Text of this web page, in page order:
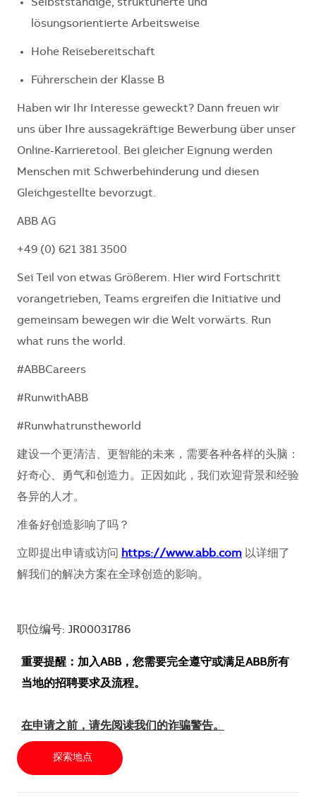
Selbstständige, strukturierte und
lösungsorientierte Arbeitsweise
Hohe Reisebereitschaft
Führerschein der Klasse B
Haben wir Ihr Interesse geweckt? Dann freuen wir
uns über Ihre aussagekräftige Bewerbung über unser
Online-Karrieretool. Bei gleicher Eignung werden
Menschen mit Schwerbehinderung und diesen
Gleichgestellte bevorzugt.
ABB AG
+49 (0) 621 381 3500
Sei Teil von etwas Größerem. Hier wird Fortschritt
vorangetrieben, Teams ergreifen die Initiative und
gemeinsam bewegen wir die Welt vorwärts. Run
what runs the world.
#ABBCareers
#RunwithABB
#Runwhatrunstheworld
建设一个更清洁、更智能的未来，需要各种各样的头脑：
好奇心、勇气和创造力。正因如此，我们欢迎背景和经验
各异的人才。
准备好创造影响了吗？
立即提出申请或访问 https://www.abb.com 以详细了
解我们的解决方案在全球创造的影响。
职位编号: JR00031786
重要提醒：加入ABB，您需要完全遵守或满足ABB所有
当地的招聘要求及流程。
在申请之前，请先阅读我们的诈骗警告。
探索地点